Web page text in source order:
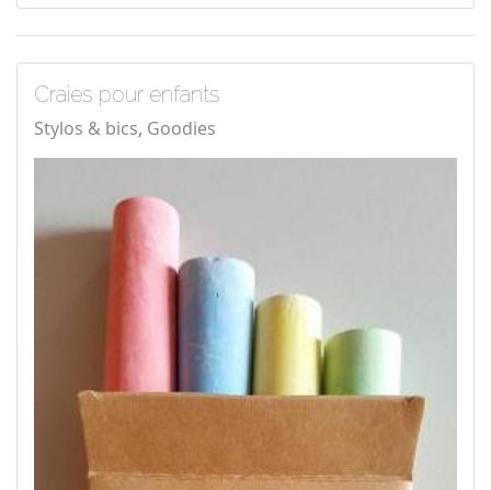
Craies pour enfants
Stylos & bics Goodies